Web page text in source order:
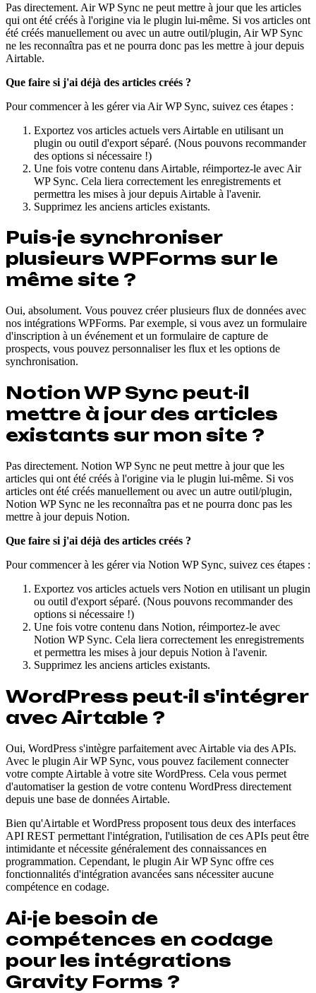
Pas directement. Air WP Sync ne peut mettre à jour que les articles
qui ont été créés à l'origine via le plugin lui-même. Si vos articles ont
été créés manuellement ou avec un autre outil/plugin, Air WP Sync
ne les reconnaîtra pas et ne pourra donc pas les mettre à jour depuis
Airtable.
Que faire si j'ai déjà des articles créés ?
Pour commencer à les gérer via Air WP Sync, suivez ces étapes :
Exportez vos articles actuels vers Airtable en utilisant un
plugin ou outil d'export séparé. (Nous pouvons recommander
des options si nécessaire !)
Une fois votre contenu dans Airtable, réimportez-le avec Air
WP Sync. Cela liera correctement les enregistrements et
permettra les mises à jour depuis Airtable à l'avenir.
Supprimez les anciens articles existants.
Puis-je synchroniser
plusieurs WPForms sur le
même site ?
Oui, absolument. Vous pouvez créer plusieurs flux de données avec
nos intégrations WPForms. Par exemple, si vous avez un formulaire
d'inscription à un événement et un formulaire de capture de
prospects, vous pouvez personnaliser les flux et les options de
synchronisation.
Notion WP Sync peut-il
mettre à jour des articles
existants sur mon site ?
Pas directement. Notion WP Sync ne peut mettre à jour que les
articles qui ont été créés à l'origine via le plugin lui-même. Si vos
articles ont été créés manuellement ou avec un autre outil/plugin,
Notion WP Sync ne les reconnaîtra pas et ne pourra donc pas les
mettre à jour depuis Notion.
Que faire si j'ai déjà des articles créés ?
Pour commencer à les gérer via Notion WP Sync, suivez ces étapes :
Exportez vos articles actuels vers Notion en utilisant un plugin
ou outil d'export séparé. (Nous pouvons recommander des
options si nécessaire !)
Une fois votre contenu dans Notion, réimportez-le avec
Notion WP Sync. Cela liera correctement les enregistrements
et permettra les mises à jour depuis Notion à l'avenir.
Supprimez les anciens articles existants.
WordPress peut-il s'intégrer
avec Airtable ?
Oui, WordPress s'intègre parfaitement avec Airtable via des APIs.
Avec le plugin Air WP Sync, vous pouvez facilement connecter
votre compte Airtable à votre site WordPress. Cela vous permet
d'automatiser la gestion de votre contenu WordPress directement
depuis une base de données Airtable.
Bien qu'Airtable et WordPress proposent tous deux des interfaces
API REST permettant l'intégration, l'utilisation de ces APIs peut être
intimidante et nécessite généralement des connaissances en
programmation. Cependant, le plugin Air WP Sync offre ces
fonctionnalités d'intégration avancées sans nécessiter aucune
compétence en codage.
Ai-je besoin de
compétences en codage
pour les intégrations
Gravity Forms ?